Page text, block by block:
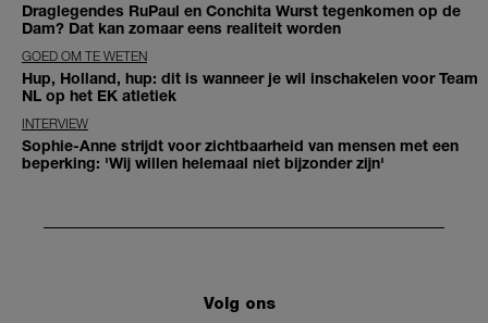
Draglegendes RuPaul en Conchita Wurst tegenkomen op de
Dam? Dat kan zomaar eens realiteit worden
GOED OM TE WETEN
Hup, Holland, hup: dit is wanneer je wil inschakelen voor Team
NL op het EK atletiek
INTERVIEW
Sophie-Anne strijdt voor zichtbaarheid van mensen met een
beperking: 'Wij willen helemaal niet bijzonder zijn'
Volg ons